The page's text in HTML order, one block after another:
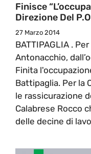
Finisce
Direzione Del
27 Marzo 2014
BATTIPAGLIA .
Antonacchio,
Finita
Battipaglia. Per la
le rassicurazione
Calabrese Rocco
delle decine di